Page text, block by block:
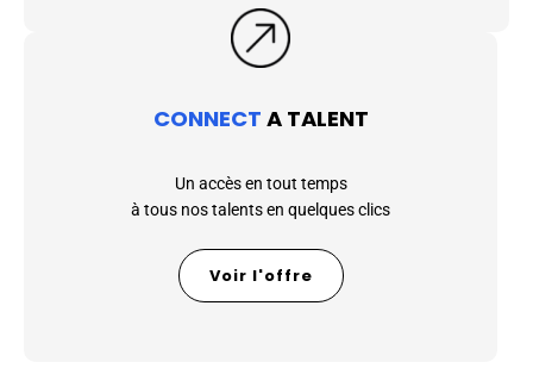
CONNECT A TALENT
Un accès en tout temps
à tous nos talents en quelques clics
Voir l'offre